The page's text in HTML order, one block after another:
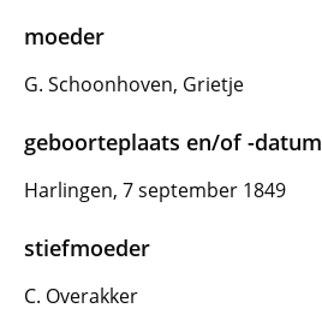
moeder
G. Schoonhoven, Grietje
geboorteplaats en/of -datum
Harlingen, 7 september 1849
stiefmoeder
C. Overakker